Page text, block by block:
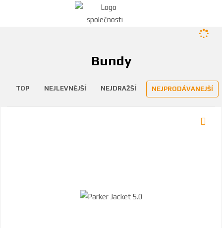
Bundy
TOP NEJLEVNĚJŠÍ NEJDRAŽŠÍ NEJPRODÁVANEJŠÍ